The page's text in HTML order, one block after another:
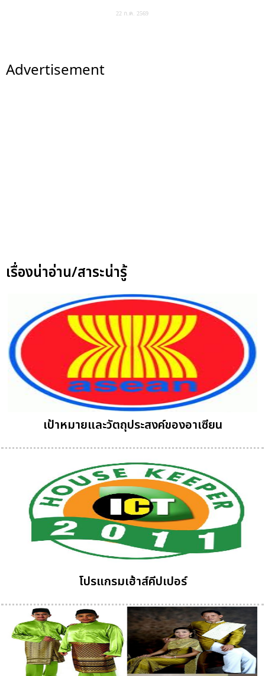
22 ก.ค. 2569
Advertisement
เรื่องน่าอ่าน/สาระน่ารู้
เป้าหมายและวัตถุประสงค์ของอาเซียน
โปรแกรมเฮ้าส์คีปเปอร์